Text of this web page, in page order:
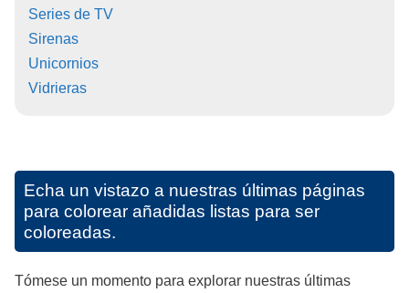
Series de TV
Sirenas
Unicornios
Vidrieras
Echa un vistazo a nuestras últimas páginas
para colorear añadidas listas para ser
coloreadas.
Tómese un momento para explorar nuestras últimas